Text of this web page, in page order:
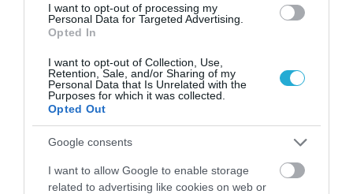
I want to opt-out of processing my
Personal Data for Targeted Advertising.
Opted In
I want to opt-out of Collection, Use,
Retention, Sale, and/or Sharing of my
Personal Data that Is Unrelated with the
Purposes for which it was collected.
Opted Out
Google consents
I want to allow Google to enable storage
related to advertising like cookies on web or
06.08.2026
ΕΒΕΠ: Συνάντηση συνεργασίας με τον Τάκη
Θεοδωρικάκο ενόψει ΔΕΘ